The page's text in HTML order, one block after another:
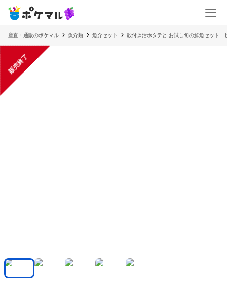
産直・通販のポケマル 魚介類 魚介セット 殻付き活ホタテと お試し旬の鮮魚セット
販売終了